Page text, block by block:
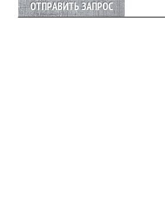
ОТПРАВИТЬ ЗАПРОС